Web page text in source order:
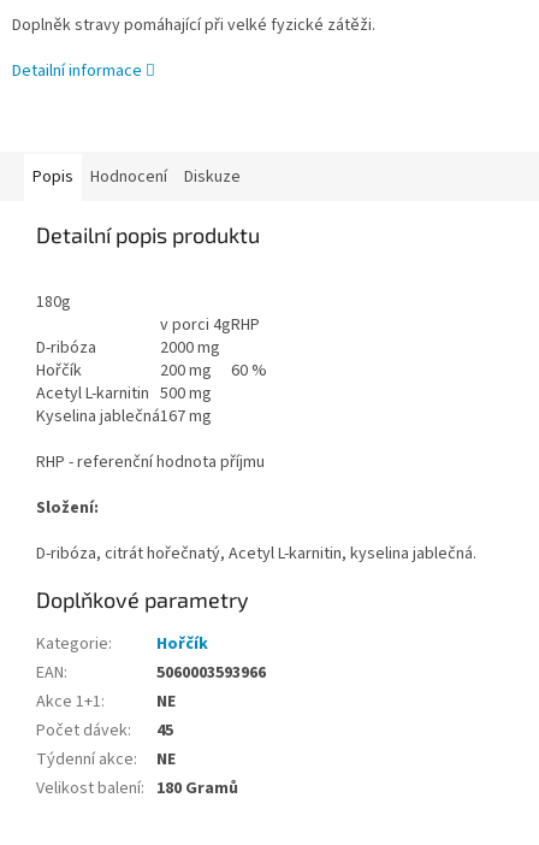
Doplněk stravy pomáhající při velké fyzické zátěži.
Detailní informace
Popis Hodnocení Diskuze
Detailní popis produktu
180g
v porci 4gRHP
D-ribóza
2000 mg
Hořčík
200 mg
60 %
Acetyl L-karnitin 500 mg
Kyselina jablečná167 mg
RHP - referenční hodnota příjmu
Složení:
D-ribóza, citrát hořečnatý, Acetyl L-karnitin, kyselina jablečná.
Doplňkové parametry
Kategorie:
Hořčík
EAN:
5060003593966
Akce 1+1:
NE
Počet dávek:
45
Týdenní akce:
NE
Velikost balení: 180 Gramů